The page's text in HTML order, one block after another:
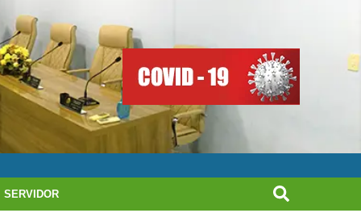
SERVIDOR